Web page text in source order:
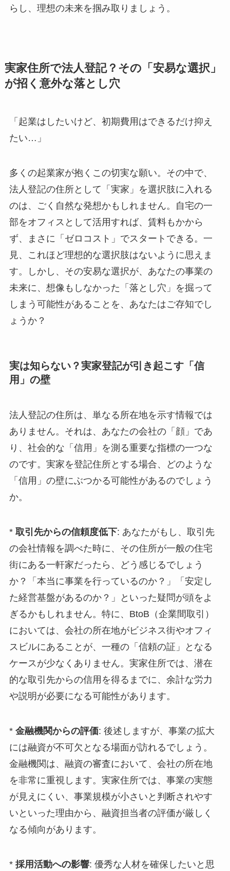
らし、理想の未来を掴み取りましょう。
実家住所で法人登記？その「安易な選択」
が招く意外な落とし穴
「起業はしたいけど、初期費用はできるだけ抑え
たい…」
多くの起業家が抱くこの切実な願い。その中で、
法人登記の住所として「実家」を選択肢に入れる
のは、ごく自然な発想かもしれません。自宅の一
部をオフィスとして活用すれば、賃料もかから
ず、まさに「ゼロコスト」でスタートできる。一
見、これほど理想的な選択肢はないように思えま
す。しかし、その安易な選択が、あなたの事業の
未来に、想像もしなかった「落とし穴」を掘って
しまう可能性があることを、あなたはご存知でし
ょうか？
実は知らない？実家登記が引き起こす「信
用」の壁
法人登記の住所は、単なる所在地を示す情報では
ありません。それは、あなたの会社の「顔」であ
り、社会的な「信用」を測る重要な指標の一つな
のです。実家を登記住所とする場合、どのような
「信用」の壁にぶつかる可能性があるのでしょう
か。
* 取引先からの信頼度低下: あなたがもし、取引先
の会社情報を調べた時に、その住所が一般の住宅
街にある一軒家だったら、どう感じるでしょう
か？「本当に事業を行っているのか？」「安定し
た経営基盤があるのか？」といった疑問が頭をよ
ぎるかもしれません。特に、BtoB（企業間取引）
においては、会社の所在地がビジネス街やオフィ
スビルにあることが、一種の「信頼の証」となる
ケースが少なくありません。実家住所では、潜在
的な取引先からの信用を得るまでに、余計な労力
や説明が必要になる可能性があります。
* 金融機関からの評価: 後述しますが、事業の拡大
には融資が不可欠となる場面が訪れるでしょう。
金融機関は、融資の審査において、会社の所在地
を非常に重視します。実家住所では、事業の実態
が見えにくい、事業規模が小さいと判断されやす
いといった理由から、融資担当者の評価が厳しく
なる傾向があります。
* 採用活動への影響: 優秀な人材を確保したいと思